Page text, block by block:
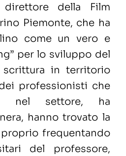
direttore della Film
Piemonte, che ha
come un vero e
per lo sviluppo del
scrittura in territorio
professionisti che
nel settore, ha
hanno trovato la
frequentando
del professore,